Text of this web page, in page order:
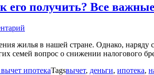
его получить? Все
жилья в нашей стране. Однако,
семей вопрос о снижении налогового
ипотекаTagsвычет, деньги, ипотека,